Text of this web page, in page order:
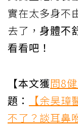
實在太多身不
去了， 身體不
看看吧！
【本文獲問8
題：
【余昊
不了？談耳鼻